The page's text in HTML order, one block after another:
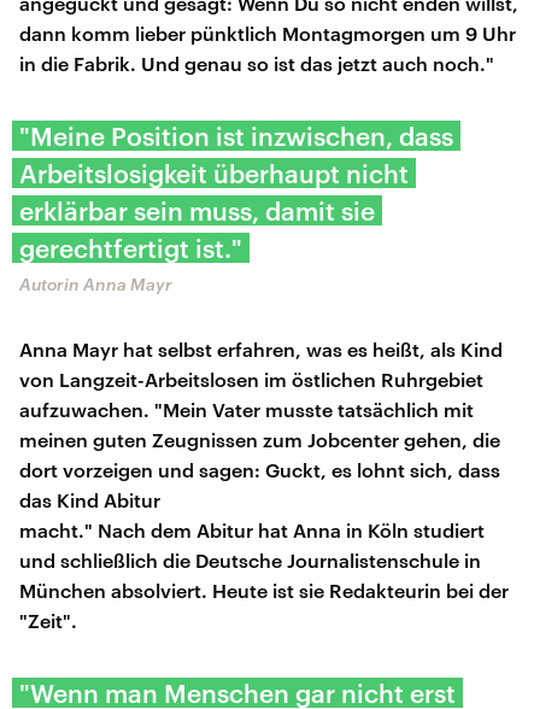
dann komm lieber pünktlich Montagmorgen um 9 Uhr
in die Fabrik. Und genau so ist das jetzt auch noch."
"Meine Position ist inzwischen, dass
Arbeitslosigkeit überhaupt nicht
erklärbar sein muss, damit sie
gerechtfertigt ist."
Autorin Anna Mayr
Anna Mayr hat selbst erfahren, was es heißt, als Kind
von Langzeit-Arbeitslosen im östlichen Ruhrgebiet
aufzuwachen. "Mein Vater musste tatsächlich mit
meinen guten Zeugnissen zum Jobcenter gehen, die
dort vorzeigen und sagen: Guckt, es lohnt sich, dass
das Kind Abitur
macht." Nach dem Abitur hat Anna in Köln studiert
und schließlich die Deutsche Journalistenschule in
München absolviert. Heute ist sie Redakteurin bei der
"Zeit".
"Wenn man Menschen gar nicht erst